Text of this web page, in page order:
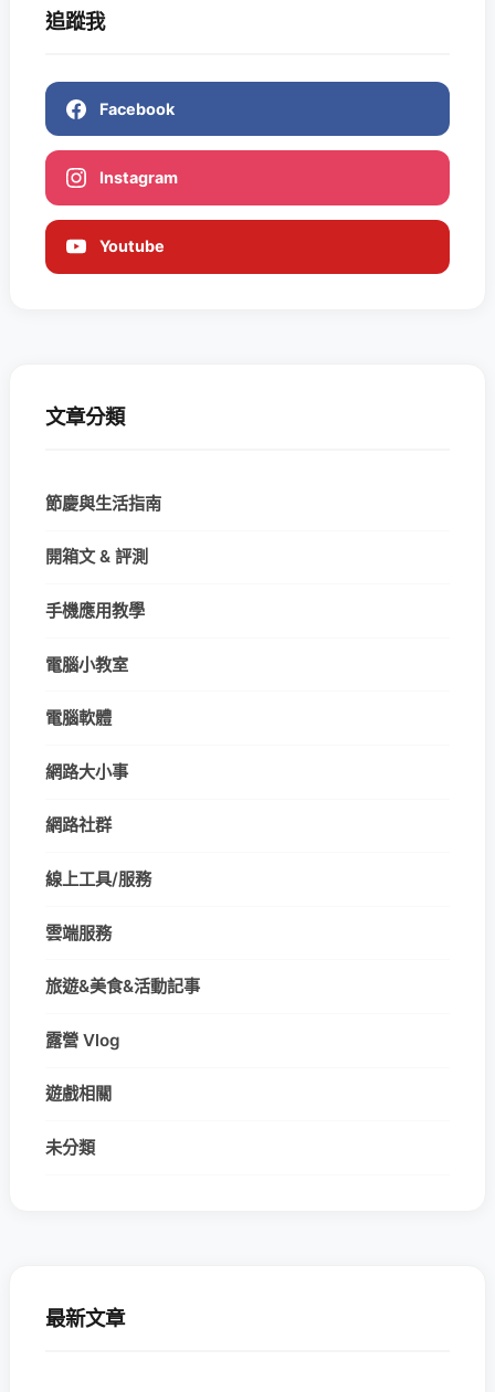
追蹤我
Facebook
Instagram
Youtube
文章分類
節慶與生活指南
開箱文 & 評測
手機應用教學
電腦小教室
電腦軟體
網路大小事
網路社群
線上工具/服務
雲端服務
旅遊&美食&活動記事
露營 Vlog
遊戲相關
未分類
最新文章